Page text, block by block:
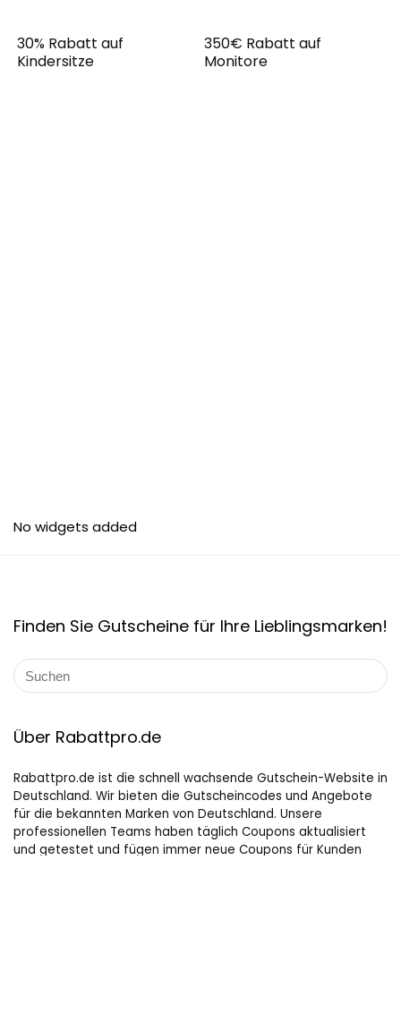
30% Rabatt auf
Kindersitze
350€ Rabatt auf
Monitore
No widgets added
Finden Sie Gutscheine für Ihre Lieblingsmarken!
Über Rabattpro.de
Rabattpro.de ist die schnell wachsende Gutschein-Website in
Deutschland. Wir bieten die Gutscheincodes und Angebote
für die bekannten Marken von Deutschland. Unsere
professionellen Teams haben täglich Coupons aktualisiert
und getestet und fügen immer neue Coupons für Kunden